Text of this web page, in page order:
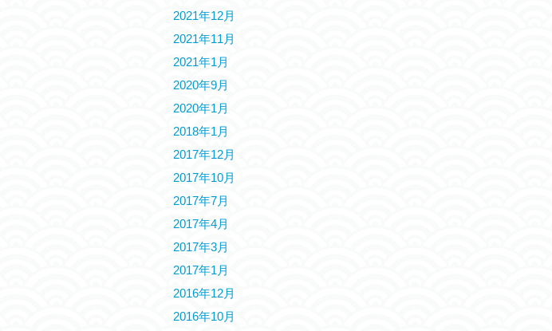
2021年12月
2021年11月
2021年1月
2020年9月
2020年1月
2018年1月
2017年12月
2017年10月
2017年7月
2017年4月
2017年3月
2017年1月
2016年12月
2016年10月